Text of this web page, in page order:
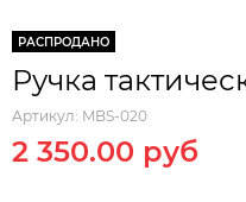
РАСПРОДАНО
Ручка
Артикул: MBS-020
2 350.00 руб